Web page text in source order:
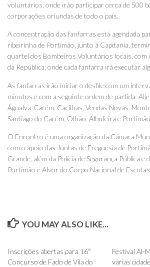
voluntários, onde irão participar cerca de 500
corporações oriundas de todo o país.
A concentração das fanfarras está agendada
ribeirinha de Portimão, junto à Capitania,
quartel dos Bombeiros Voluntários locais, com
da República, onde cada fanfarra irá executar
As fanfarras irão iniciar o desfile com um
minutos e com a seguinte ordem de partida:
Águalva-Cacém, Cacilhas, Vendas Novas,
Santiago do Cacém, Olhão, Albufeira e
O Encontro é uma organização da Câmara
com o apoio das Juntas de Freguesia de
Grande, além da Polícia de Segurança Pública e
Portimão e Alvor do Corpo Nacional de
YOU MAY ALSO LIKE...
Inscrições abertas para 16º
Concurso de Fado de Vila do
Festival Al-
várias